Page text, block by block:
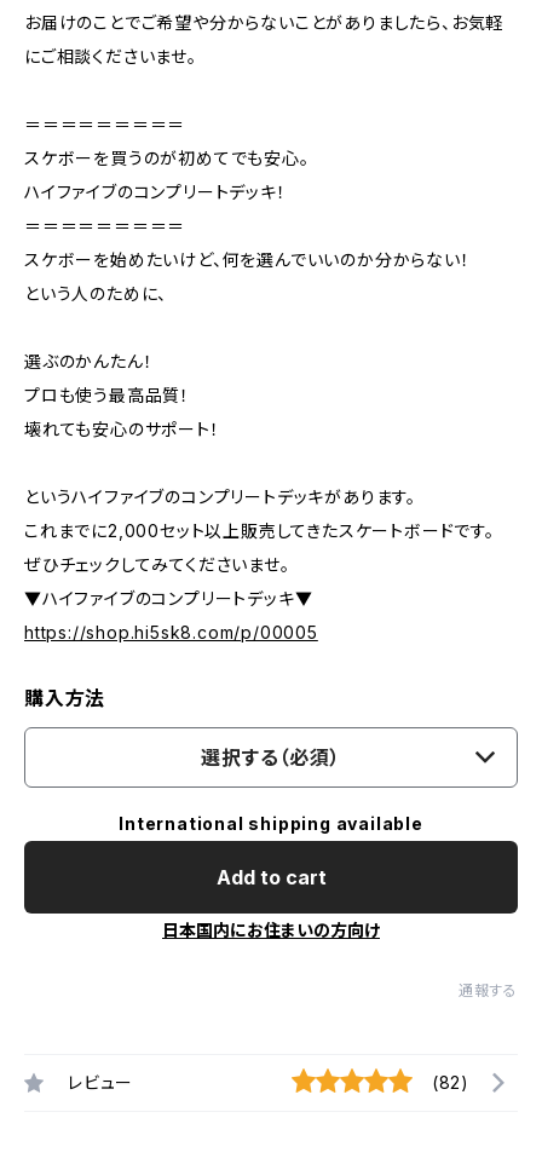
お届けのことでご希望や分からないことがありましたら、お気軽
にご相談くださいませ。
＝＝＝＝＝＝＝＝＝
スケボーを買うのが初めてでも安心。
ハイファイブのコンプリートデッキ！
＝＝＝＝＝＝＝＝＝
スケボーを始めたいけど、何を選んでいいのか分からない！
という人のために、
選ぶのかんたん！
プロも使う最高品質！
壊れても安心のサポート！
というハイファイブのコンプリートデッキがあります。
これまでに2,000セット以上販売してきたスケートボードです。
ぜひチェックしてみてくださいませ。
▼ハイファイブのコンプリートデッキ▼
https://shop.hi5sk8.com/p/00005
購入方法
選択する（必須）
International shipping available
Add to cart
日本国内にお住まいの方向け
通報する
レビュー (82)